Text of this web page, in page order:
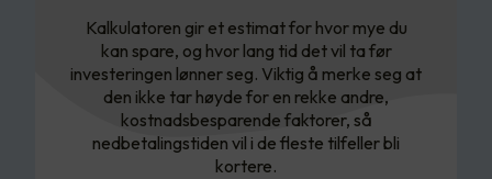
Kalkulatoren gir et estimat for hvor mye du
kan spare, og hvor lang tid det vil ta før
investeringen lønner seg. Viktig å merke seg at
den ikke tar høyde for en rekke andre,
kostnadsbesparende faktorer, så
nedbetalingstiden vil i de fleste tilfeller bli
kortere.